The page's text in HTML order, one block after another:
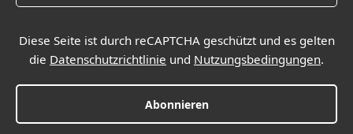
Diese Seite ist durch reCAPTCHA geschützt und es gelten
die Datenschutzrichtlinie und Nutzungsbedingungen.
Abonnieren